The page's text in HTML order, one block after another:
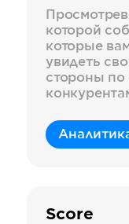
которой
которые
увидеть
стороны по
Score